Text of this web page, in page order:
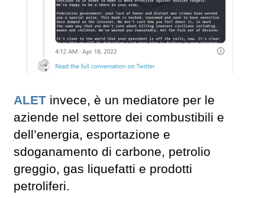
ALET invece, è un mediatore per le
aziende nel settore dei combustibili e
dell’energia, esportazione e
sdoganamento di carbone, petrolio
greggio, gas liquefatti e prodotti
petroliferi.